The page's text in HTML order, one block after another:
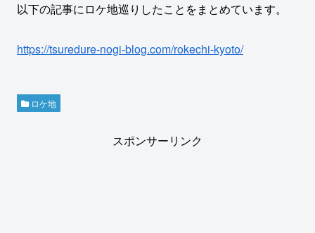
以下の記事にロケ地巡りしたことをまとめています。
https://tsuredure-nogi-blog.com/rokechi-kyoto/
ロケ地
スポンサーリンク